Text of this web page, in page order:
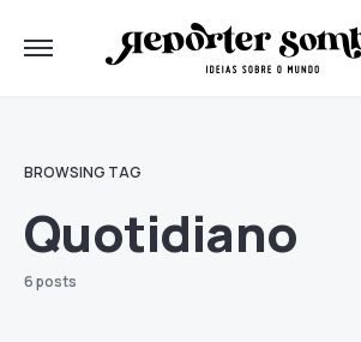
BROWSING TAG
Quotidiano
6 posts